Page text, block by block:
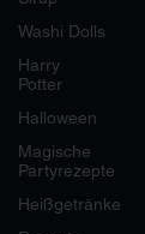
Washi Dolls
Harry
Potter
Halloween
Magische
Partyrezepte
Heißgetränke